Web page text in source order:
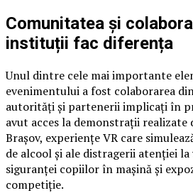
Comunitatea și
instituții fac diferența
Unul dintre cele mai importante
evenimentului a fost colaborarea
autorități și partenerii implicați în
avut acces la demonstrații
Brașov, experiențe VR care
de alcool și ale distragerii atenției
siguranței copiilor în mașină și
competiție.